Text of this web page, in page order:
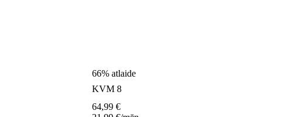
66% atlaide
KVM 8
64,99 €